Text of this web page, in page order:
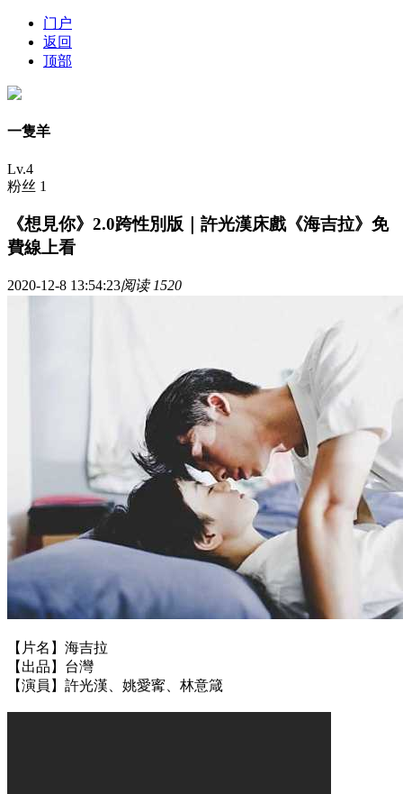
门户
返回
顶部
一隻羊
Lv.4
粉丝 1
《想見你》2.0跨性別版｜許光漢床戲《海吉拉》免
費線上看
2020-12-8 13:54:23阅读 1520
【片名】海吉拉
【 出品 】台灣
【演員 】 許光漢、姚愛寗、林意箴